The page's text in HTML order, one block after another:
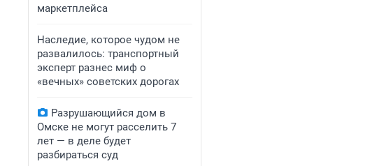
маркетплейса
Наследие, которое чудом не
развалилось: транспортный
эксперт разнес миф о
«вечных» советских дорогах
Разрушающийся дом в
Омске не могут расселить 7
лет — в деле будет
разбираться суд